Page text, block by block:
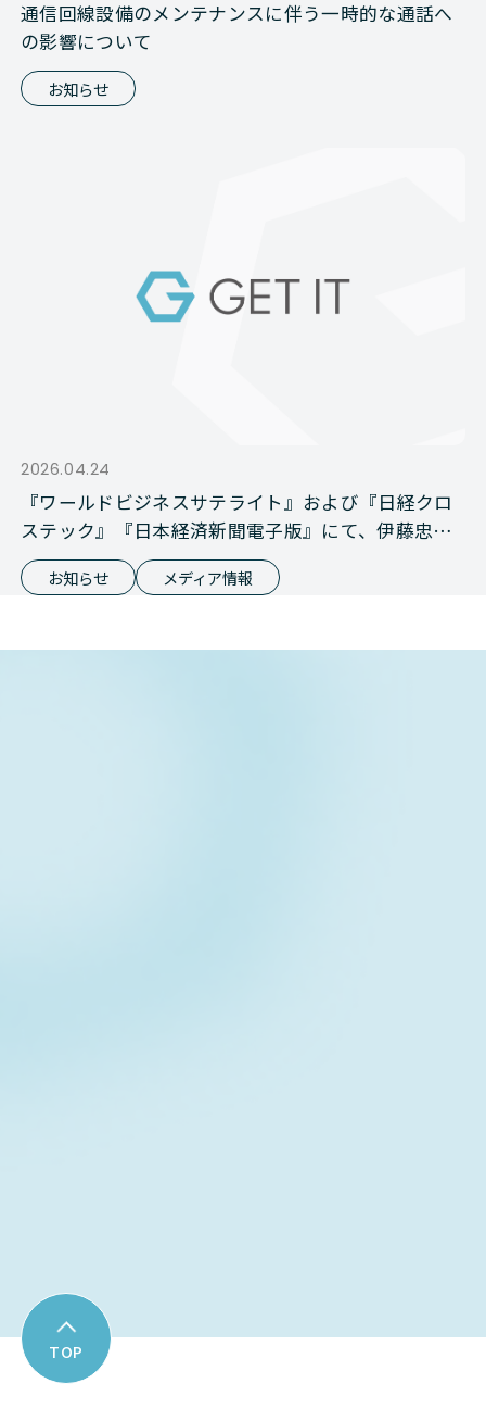
通信回線設備のメンテナンスに伴う一時的な通話へ
の影響について
お知らせ
2026.04.24
『ワールドビジネスサテライト』および『日経クロ
ステック』『日本経済新聞電子版』にて、伊藤忠商
事との資本業務提携が報じられました
お知らせ メディア情報
TOP